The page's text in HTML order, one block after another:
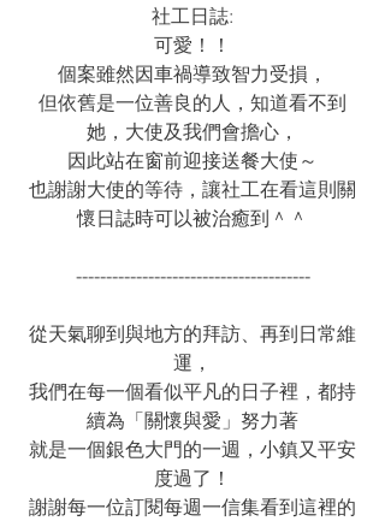
社工日誌:
可愛！！
個案雖然因車禍導致智力受損，
但依舊是一位善良的人，知道看不到
她，大使及我們會擔心，
因此站在窗前迎接送餐大使～
也謝謝大使的等待，讓社工在看這則關
懷日誌時可以被治癒到＾＾
---------------------------------------
從天氣聊到與地方的拜訪、再到日常維
運，
我們在每一個看似平凡的日子裡，都持
續為「關懷與愛」努力著
就是一個銀色大門的一週，小鎮又平安
度過了！
謝謝每一位訂閱每週一信集看到這裡的